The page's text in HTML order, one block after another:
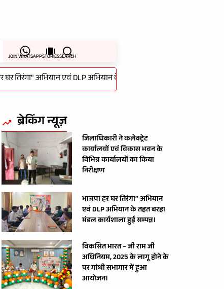
JOIN WHATSAPPSTORIESSEARCH
अभियान एवं DLP अभियान के तहत बरहा मंडल कार्यशाला हुई सम्पन्न।
ब्रेकिंग न्यूज़
जिलाधिकारी ने कलेक्ट्रेट
कार्यालयों एवं विकास भवन के
विभिन्न कार्यालयों का किया
निरीक्षण
भाजपा हर घर तिरंगा” अभियान
एवं DLP अभियान के तहत बरहा
मंडल कार्यशाला हुई सम्पन्न।
विकसित भारत – जी राम जी
अधिनियम, 2025 के लागू होने के
पर गांधी सभागार में हुआ
आयोजन।